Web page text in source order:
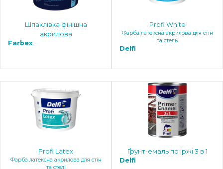
Шпаклівка фінішна
акрилова
Farbex
Profi White
Фарба латексна акрилова для стін
та стель
Delfi
Profi Latex
Фарба латексна акрилова для стін
та стелі
Ґрунт-емаль по іржі 3 в 1
Delfi